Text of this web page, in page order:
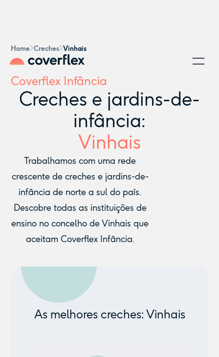
Home Creches Vinhais
Coverflex Infância
Creches e jardins-de-
infância:
Vinhais
Trabalhamos com uma rede
crescente de creches e jardins-de-
infância de norte a sul do país.
Descobre todas as instituições de
ensino no concelho de Vinhais que
aceitam Coverflex Infância.
As melhores creches: Vinhais